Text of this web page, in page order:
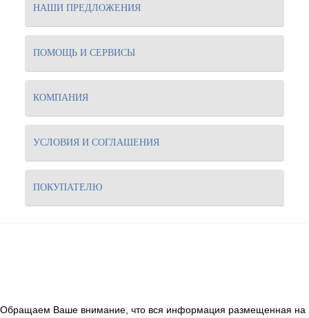
НАШИ ПРЕДЛОЖЕНИЯ
ПОМОЩЬ И СЕРВИСЫ
КОМПАНИЯ
УСЛОВИЯ И СОГЛАШЕНИЯ
ПОКУПАТЕЛЮ
Обращаем Ваше внимание, что вся информация размещенная на